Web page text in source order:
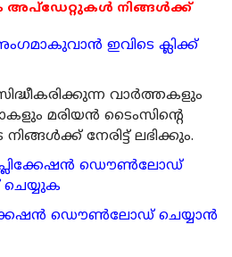
നിങ്ങൾക്ക്
ഇവിടെ ക്ലിക്ക്
വാര്‍ത്തകളും
മരിയന്‍ ടൈംസിന്റെ
നേരിട്ട് ലഭിക്കും.
ഡൌണ്‍ലോഡ്
ചെയ്യുക
ഡൌണ്‍ലോഡ് ചെയ്യാന്‍